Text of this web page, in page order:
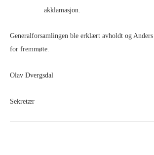
akklamasjon.
Generalforsamlingen ble erklært avholdt og
for fremmøte.
Olav Dvergsdal
Sekretær